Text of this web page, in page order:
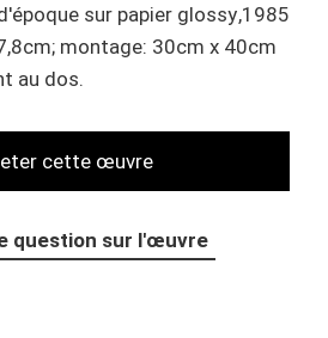
sur papier glossy 1985
montage: 30cm x 40cm
au dos.
question sur l'œuvre